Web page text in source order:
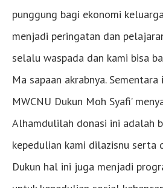
punggung bagi ekonomi
menjadi peringatan dan
selalu waspada dan kami bisa
Ma sapaan akrabnya.
MWCNU Dukun Moh Syafi’
Alhamdulilah donasi ini adalah
kepedulian kami dilazisnu serta
Dukun hal ini juga menjadi